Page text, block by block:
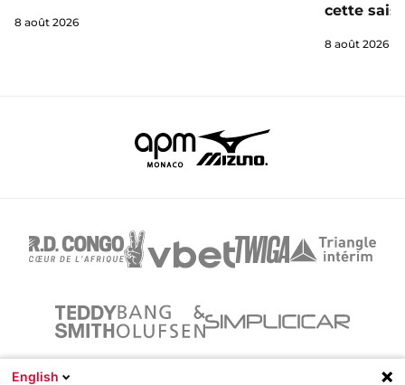
8 août 2026
cette
8 août 2026
English